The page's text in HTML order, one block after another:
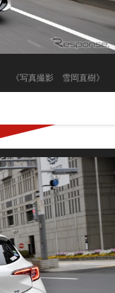
《写真撮影 雪岡直樹》